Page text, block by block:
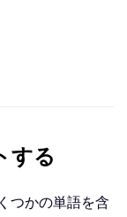
する
つかの単語を含